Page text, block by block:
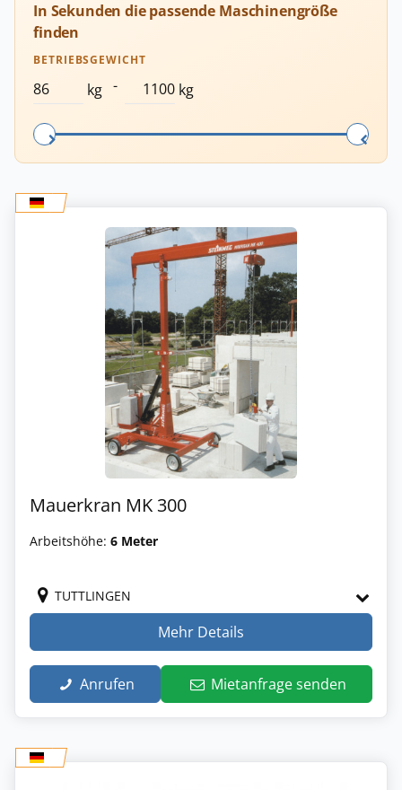
In Sekunden die passende Maschinengröße
finden
BETRIEBSGEWICHT
kg - kg
Mauerkran MK 300
Arbeitshöhe: 6 Meter
TUTTLINGEN
Mehr Details
Anrufen Mietanfrage senden